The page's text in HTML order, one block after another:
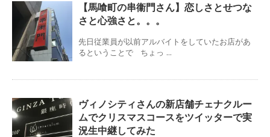
【馬喰町の串衞門さん】恋しさとせつな
さと心強さと。。。
先日従業員が以前アルバイトをしていたお店があ
るということで ちょっ ...
ヴィノシティさんの新店舗チェナクルー
ムでクリスマスコースをツイッターで実
況生中継してみた